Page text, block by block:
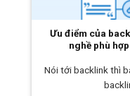
Ưu điểm của
nghề phù
Nói tới backlink thì